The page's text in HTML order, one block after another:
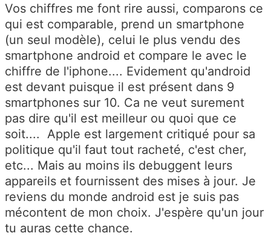
Vos chiffres me font rire aussi, comparons ce
qui est comparable, prend un smartphone
(un seul modèle), celui le plus vendu des
smartphone android et compare le avec le
chiffre de l'iphone.... Evidement qu'android
est devant puisque il est présent dans 9
smartphones sur 10. Ca ne veut surement
pas dire qu'il est meilleur ou quoi que ce
soit.... Apple est largement critiqué pour sa
politique qu'il faut tout racheté, c'est cher,
etc... Mais au moins ils debuggent leurs
appareils et fournissent des mises à jour. Je
reviens du monde android est je suis pas
mécontent de mon choix. J'espère qu'un jour
tu auras cette chance.